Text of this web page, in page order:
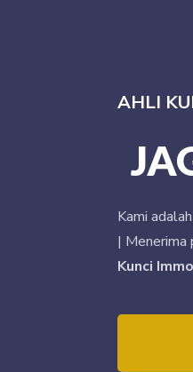
AHLI
Kami adalah
| Menerima
Kunci